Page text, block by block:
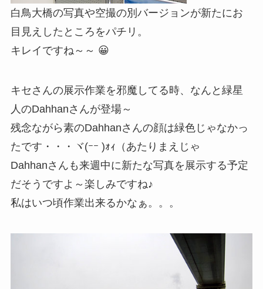
白鳥大橋の写真や空撮の別バージョンが新たにお
目見えしたところをパチリ。
キレイですね～～ 😀
キセさんの展示作業を邪魔してる時、なんと緑星
人のDahhanさんが登場～
残念ながら素のDahhanさんの顔は緑色じゃなかっ
たです・・・ヾ(ｰｰ )ｫｨ（あたりまえじゃ
Dahhanさんも来週中に新たな写真を展示する予定
だそうですよ～楽しみですね♪
私はいつ頃作業出来るかなぁ。。。